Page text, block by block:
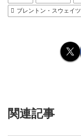
ブレントン・スウェイツ
関連記事